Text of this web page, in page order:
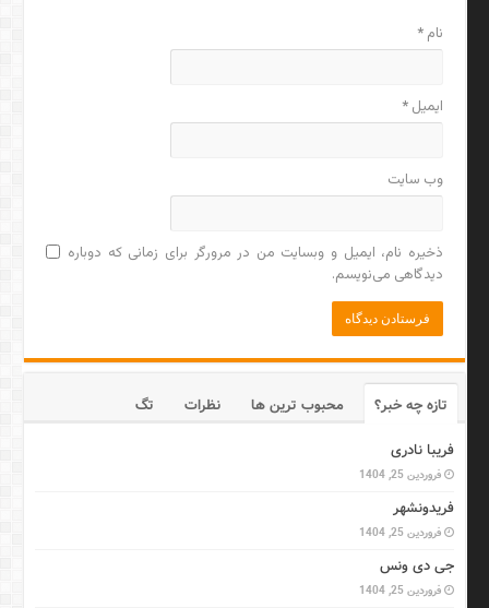
نام*
ایمیل*
وب‌ سایت
ذخیره نام، ایمیل و وبسایت من در مرورگر برای زمانی که دوباره
دیدگاهی می‌نویسم.
تازه چه خبر؟ محبوب ترین ها نظرات
تگ
فریبا نادری
فروردین 25, 1404
فریدونشهر
فروردین 25, 1404
جی دی ونس
فروردین 25, 1404